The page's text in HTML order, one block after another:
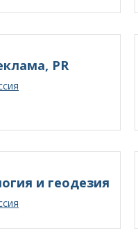
PR
и геодезия